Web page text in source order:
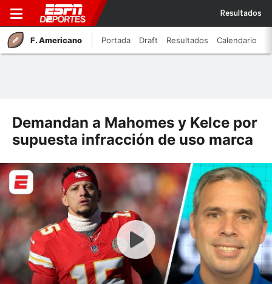
Resultados
F. Americano Portada Draft Resultados Calendario
Demandan a Mahomes y Kelce por
supuesta infracción de uso marca